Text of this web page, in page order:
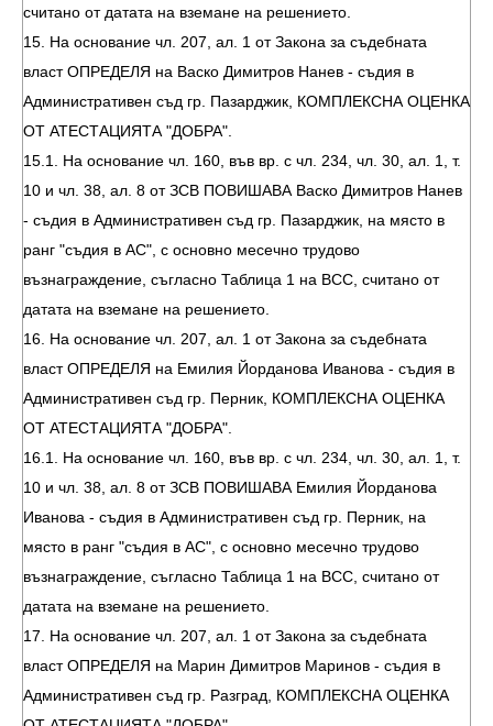
считано от датата на вземане на решението.
15. На основание чл. 207, ал. 1 от Закона за съдебната
власт ОПРЕДЕЛЯ на Васко Димитров Нанев - съдия в
Административен съд гр. Пазарджик, КОМПЛЕКСНА ОЦЕНКА
ОТ АТЕСТАЦИЯТА "ДОБРА".
15.1. На основание чл. 160, във вр. с чл. 234, чл. 30, ал. 1, т.
10 и чл. 38, ал. 8 от ЗСВ ПОВИШАВА Васко Димитров Нанев
- съдия в Административен съд гр. Пазарджик, на място в
ранг "съдия в АС", с основно месечно трудово
възнаграждение, съгласно Таблица 1 на ВСС, считано от
датата на вземане на решението.
16. На основание чл. 207, ал. 1 от Закона за съдебната
власт ОПРЕДЕЛЯ на Емилия Йорданова Иванова - съдия в
Административен съд гр. Перник, КОМПЛЕКСНА ОЦЕНКА
ОТ АТЕСТАЦИЯТА "ДОБРА".
16.1. На основание чл. 160, във вр. с чл. 234, чл. 30, ал. 1, т.
10 и чл. 38, ал. 8 от ЗСВ ПОВИШАВА Емилия Йорданова
Иванова - съдия в Административен съд гр. Перник, на
място в ранг "съдия в АС", с основно месечно трудово
възнаграждение, съгласно Таблица 1 на ВСС, считано от
датата на вземане на решението.
17. На основание чл. 207, ал. 1 от Закона за съдебната
власт ОПРЕДЕЛЯ на Марин Димитров Маринов - съдия в
Административен съд гр. Разград, КОМПЛЕКСНА ОЦЕНКА